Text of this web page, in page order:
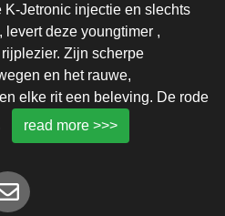
Jetronic injectie en slechts
deze youngtimer ,
Zijn scherpe
en het rauwe,
elke rit een beleving. De rode
read more >>>